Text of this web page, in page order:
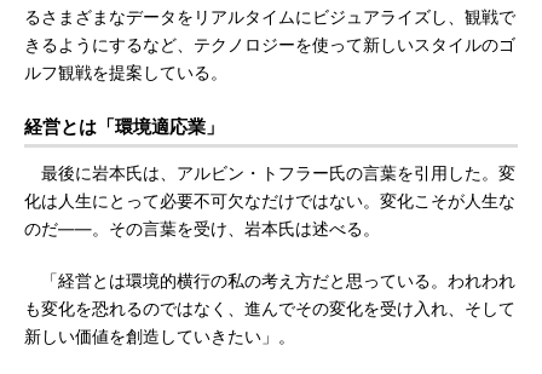
るさまざまなデータをリアルタイムにビジュアライズし、観戦で
きるようにするなど、テクノロジーを使って新しいスタイルのゴ
ルフ観戦を提案している。
経営とは「環境適応業」
最後に岩本氏は、アルビン・トフラー氏の言葉を引用した。変
化は人生にとって必要不可欠なだけではない。変化こそが人生な
のだ――。その言葉を受け、岩本氏は述べる。
「経営とは環境的横行の私の考え方だと思っている。われわれ
も変化を恐れるのではなく、進んでその変化を受け入れ、そして
新しい価値を創造していきたい」。